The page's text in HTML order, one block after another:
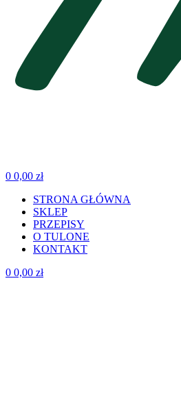
0 0,00 zł
STRONA GŁÓWNA
SKLEP
PRZEPISY
O TULONE
KONTAKT
0 0,00 zł